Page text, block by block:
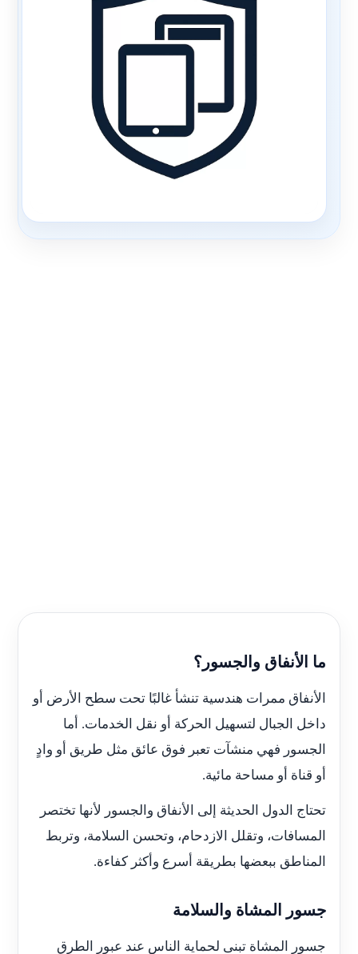
ما الأنفاق والجسور؟
الأنفاق ممرات هندسية تنشأ غالبًا تحت سطح الأرض أو
داخل الجبال لتسهيل الحركة أو نقل الخدمات. أما
الجسور فهي منشآت تعبر فوق عائق مثل طريق أو وادٍ
أو قناة أو مساحة مائية.
تحتاج الدول الحديثة إلى الأنفاق والجسور لأنها تختصر
المسافات، وتقلل الازدحام، وتحسن السلامة، وتربط
المناطق ببعضها بطريقة أسرع وأكثر كفاءة.
جسور المشاة والسلامة
جسور المشاة تبنى لحماية الناس عند عبور الطرق